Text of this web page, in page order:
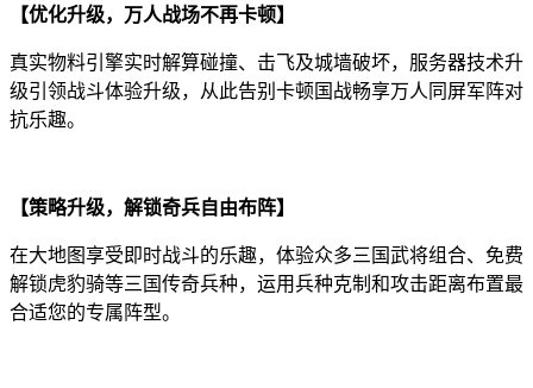
【优化升级，万人战场不再卡顿】
真实物料引擎实时解算碰撞、击飞及城墙破坏，服务器技术升
级引领战斗体验升级，从此告别卡顿国战畅享万人同屏军阵对
抗乐趣。
【策略升级，解锁奇兵自由布阵】
在大地图享受即时战斗的乐趣，体验众多三国武将组合、免费
解锁虎豹骑等三国传奇兵种，运用兵种克制和攻击距离布置最
合适您的专属阵型。